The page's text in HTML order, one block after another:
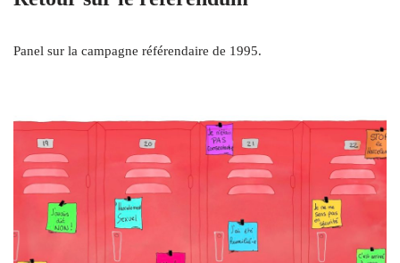
Panel sur la campagne référendaire de 1995.